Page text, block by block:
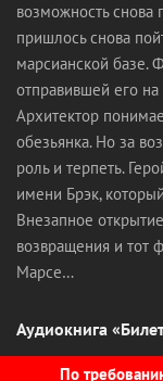
возможность снова
пришлось снова
марсианской базе.
отправившей его
Архитектор
обезьянка. Но за
роль и терпеть.
имени Брэк,
Внезапное
возвращения и тот
Марсе…
Аудиокнига
По